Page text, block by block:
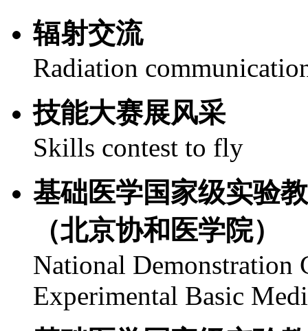
辐射交流
Radiation
技能大赛展风采
Skills contest to fly
基础医学国家级实验
（北京协和医学院）
National Demonstration
Experimental Basic